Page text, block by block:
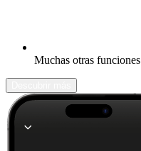
Muchas otras